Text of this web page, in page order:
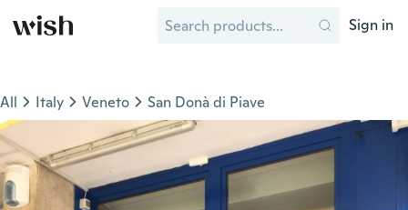
Sign in
All Italy Veneto San Donà di Piave